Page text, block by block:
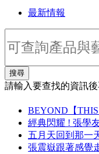
最新情報
搜尋
請輸入要查找的資訊
BEYOND【
經典閃耀 ! 張學
五月天回到那一
張震嶽跟著感覺